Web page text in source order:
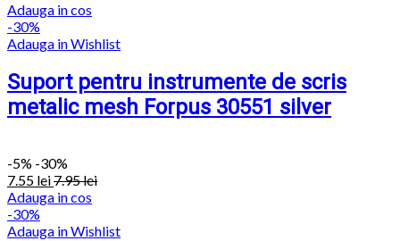
Adauga in cos
-30%
Adauga in Wishlist
Suport pentru instrumente de scris
metalic mesh Forpus 30551 silver
-5% -30%
7.55 lei7.95lei
Adauga in cos
-30%
Adauga in Wishlist